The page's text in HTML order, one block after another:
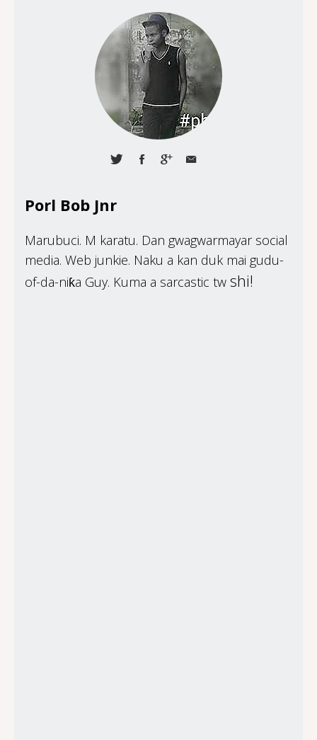
Porl Bob Jnr
Marubuci. M karatu. Dan gwagwarmayar social
media. Web junkie. Naku a kan duk mai gudu-
of-da-niƙa Guy. Kuma a sarcastic tw shi!